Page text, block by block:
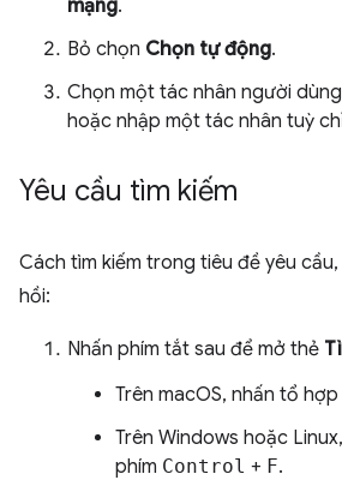
mạng.
Bỏ chọn Chọn tự động.
Chọn một tác nhân người
hoặc nhập một tác nhân tuỳ
Yêu cầu tìm kiếm
Cách tìm kiếm trong tiêu đề yêu
hồi:
Nhấn phím tắt sau để mở thẻ
Trên macOS, nhấn tổ hợp
Trên Windows hoặc
phím Control + F.